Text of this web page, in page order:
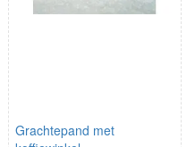
Grachtepand met